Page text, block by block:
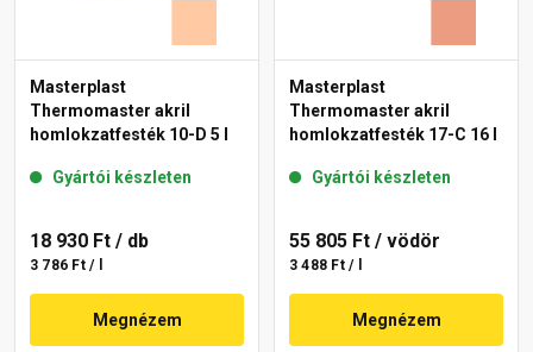
Masterplast
Thermomaster akril
homlokzatfesték 10-D 5 l
Gyártói készleten
18 930 Ft / db
3 786 Ft / l
Megnézem
Masterplast
Thermomaster akril
homlokzatfesték 17-C 16 l
Gyártói készleten
55 805 Ft / vödör
3 488 Ft / l
Megnézem